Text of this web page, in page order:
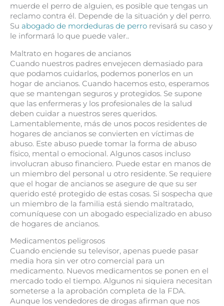
muerde el perro de alguien, es posible que tengas un
reclamo contra él. Depende de la situación y del perro.
Su abogado de mordeduras de perro revisará su caso y
le informará lo que puede valer..
Maltrato en hogares de ancianos
Cuando nuestros padres envejecen demasiado para
que podamos cuidarlos, podemos ponerlos en un
hogar de ancianos. Cuando hacemos esto, esperamos
que se mantengan seguros y protegidos. Se supone
que las enfermeras y los profesionales de la salud
deben cuidar a nuestros seres queridos.
Lamentablemente, más de unos pocos residentes de
hogares de ancianos se convierten en víctimas de
abuso. Este abuso puede tomar la forma de abuso
físico, mental o emocional. Algunos casos incluso
involucran abuso financiero. Puede estar en manos de
un miembro del personal u otro residente. Se requiere
que el hogar de ancianos se asegure de que su ser
querido esté protegido de estas cosas. Si sospecha que
un miembro de la familia está siendo maltratado,
comuníquese con un abogado especializado en abuso
de hogares de ancianos.
Medicamentos peligrosos
Cuando enciende su televisor, apenas puede pasar
media hora sin ver otro comercial para un
medicamento. Nuevos medicamentos se ponen en el
mercado todo el tiempo. Algunos ni siquiera necesitan
someterse a la aprobación completa de la FDA.
Aunque los vendedores de drogas afirman que nos